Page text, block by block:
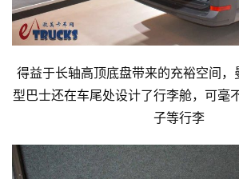
得益于长轴高顶底盘带来的充裕空间
型巴士还在车尾处设计了行李舱，可毫
子等行李